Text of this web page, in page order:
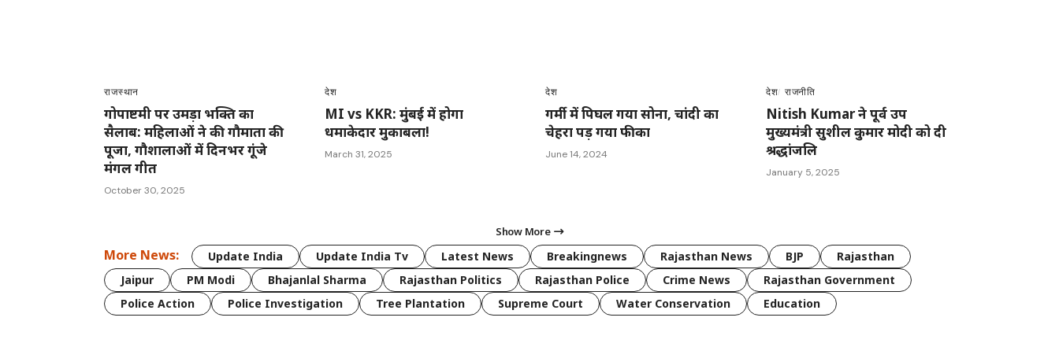
राजस्थान
गोपाष्टमी पर उमड़ा भक्ति का
सैलाब: महिलाओं ने की गौमाता की
पूजा, गौशालाओं में दिनभर गूंजे
मंगल गीत
October 30, 2025
देश
MI vs KKR: मुंबई में होगा
धमाकेदार मुकाबला!
March 31, 2025
देश
गर्मी में पिघल गया सोना, चांदी का
चेहरा पड़ गया फीका
June 14, 2024
देश राजनीति
Nitish Kumar ने पूर्व उप
मुख्यमंत्री सुशील कुमार मोदी को दी
श्रद्धांजलि
January 5, 2025
Show More
More News: Update India Update India Tv Latest News Breakingnews Rajasthan News BJP
Rajasthan
Jaipur
PM Modi Bhajanlal Sharma Rajasthan Politics Rajasthan Police Crime News
Rajasthan Government
Police Action
Police Investigation Tree Plantation Supreme Court Water Conservation Education